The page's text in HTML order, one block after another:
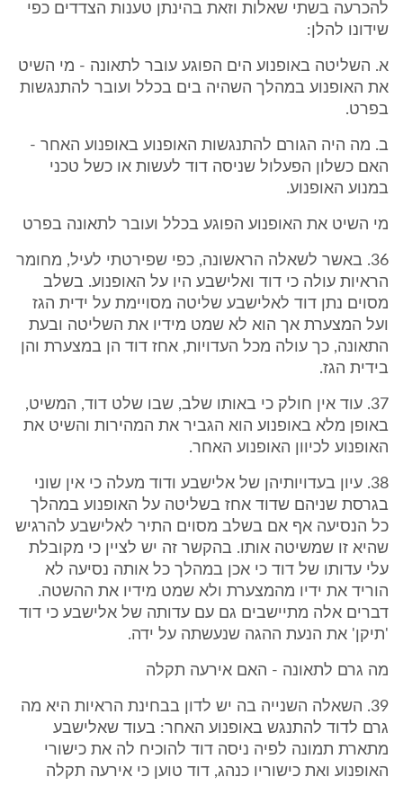
להכרעה בשתי שאלות וזאת בהינתן טענות הצדדים כפי
שידונו להלן:
א. השליטה באופנוע הים הפוגע עובר לתאונה - מי השיט
את האופנוע במהלך השהיה בים בכלל ועובר להתנגשות
בפרט.
ב. מה היה הגורם להתנגשות האופנוע באופנוע האחר -
האם כשלון הפעלול שניסה דוד לעשות או כשל טכני
במנוע האופנוע.
מי השיט את האופנוע הפוגע בכלל ועובר לתאונה בפרט
36. באשר לשאלה הראשונה, כפי שפירטתי לעיל, מחומר
הראיות עולה כי דוד ואלישבע היו על האופנוע. בשלב
מסוים נתן דוד לאלישבע שליטה מסויימת על ידית הגז
ועל המצערת אך הוא לא שמט מידיו את השליטה ובעת
התאונה, כך עולה מכל העדויות, אחז דוד הן במצערת והן
בידית הגז.
37. עוד אין חולק כי באותו שלב, שבו שלט דוד, המשיט,
באופן מלא באופנוע הוא הגביר את המהירות והשיט את
האופנוע לכיוון האופנוע האחר.
38. עיון בעדויותיהן של אלישבע ודוד מעלה כי אין שוני
בגרסת שניהם שדוד אחז בשליטה על האופנוע במהלך
כל הנסיעה אף אם בשלב מסוים התיר לאלישבע להרגיש
שהיא זו שמשיטה אותו. בהקשר זה יש לציין כי מקובלת
עלי עדותו של דוד כי אכן במהלך כל אותה נסיעה לא
הוריד את ידיו מהמצערת ולא שמט מידיו את ההשטה.
דברים אלה מתיישבים גם עם עדותה של אלישבע כי דוד
'תיקן' את הנעת ההגה שנעשתה על ידה.
מה גרם לתאונה - האם אירעה תקלה
39. השאלה השנייה בה יש לדון בבחינת הראיות היא מה
גרם לדוד להתנגש באופנוע האחר: בעוד שאלישבע
מתארת תמונה לפיה ניסה דוד להוכיח לה את כישורי
האופנוע ואת כישוריו כנהג, דוד טוען כי אירעה תקלה